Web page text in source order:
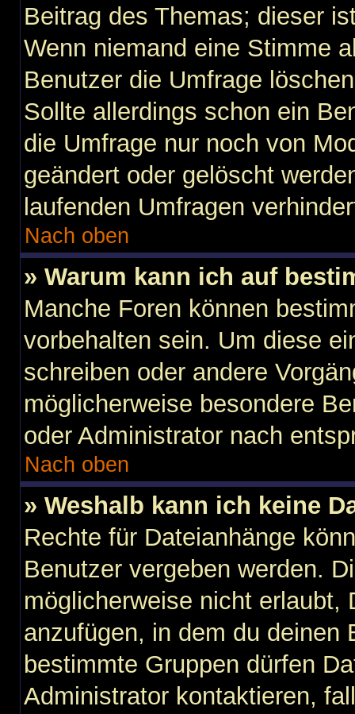
Beitrag des Themas; dieser
Wenn niemand eine Stimme
Benutzer die Umfrage
Sollte allerdings schon ein
die Umfrage nur noch von
geändert oder gelöscht
laufenden Umfragen
Nach oben
» Warum kann ich auf
Manche Foren können
vorbehalten sein. Um diese
schreiben oder andere
möglicherweise besondere
oder Administrator nach
Nach oben
» Weshalb kann ich keine
Rechte für Dateianhänge
Benutzer vergeben werden.
möglicherweise nicht erlaubt,
anzufügen, in dem du deinen
bestimmte Gruppen dürfen
Administrator kontaktieren,